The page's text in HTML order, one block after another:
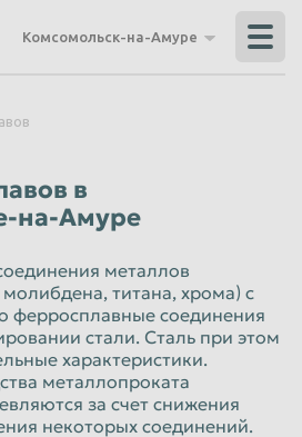
Ижевск
Каменск-Уральский
Керчь
Комсомольск-на-Амуре
Комсомольск-на-Амуре
в
на-Амуре
металлов
титана, хрома) с
ферросплавные соединения
стали. Сталь при этом
характеристики.
металлопроката
за счет снижения
некоторых соединений.